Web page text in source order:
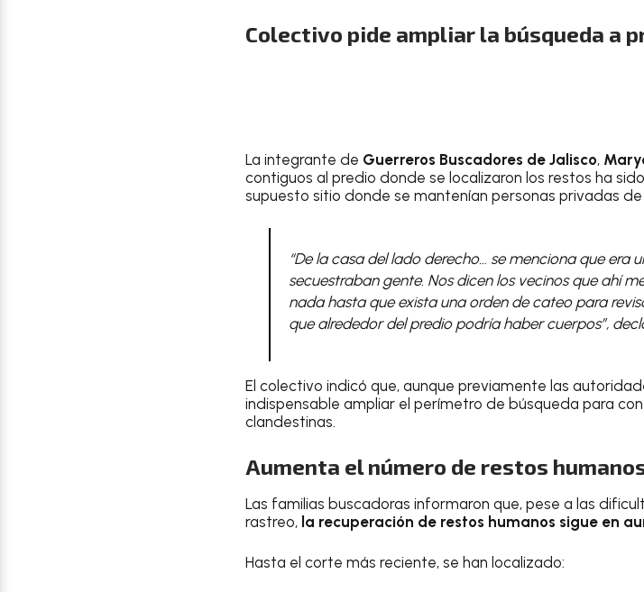
Colectivo pide ampliar la búsqueda a
La integrante de Guerreros Buscadores de Jalisco,
contiguos al predio donde se localizaron los restos ha
supuesto sitio donde se mantenían personas privadas
“De la casa del lado derecho… se menciona que era
secuestraban gente. Nos dicen los vecinos que ahí
nada hasta que exista una orden de cateo para
que alrededor del predio podría haber cuerpos”,
El colectivo indicó que, aunque previamente las
indispensable ampliar el perímetro de búsqueda para
clandestinas.
Aumenta el número de restos
Las familias buscadoras informaron que, pese a las
rastreo, la recuperación de restos humanos sigue en
Hasta el corte más reciente, se han localizado: